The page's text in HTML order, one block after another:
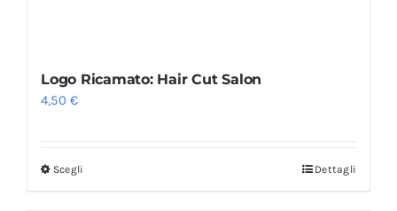
Logo Ricamato: Hair Cut Salon
4,50€
Scegli Dettagli